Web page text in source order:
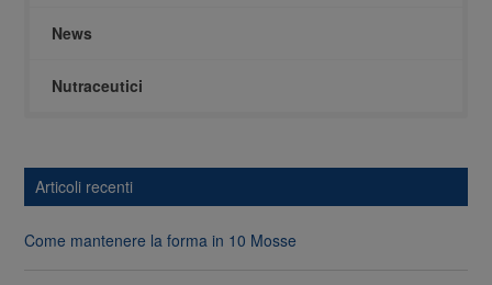
News
Nutraceutici
Articoli recenti
Come mantenere la forma in 10 Mosse